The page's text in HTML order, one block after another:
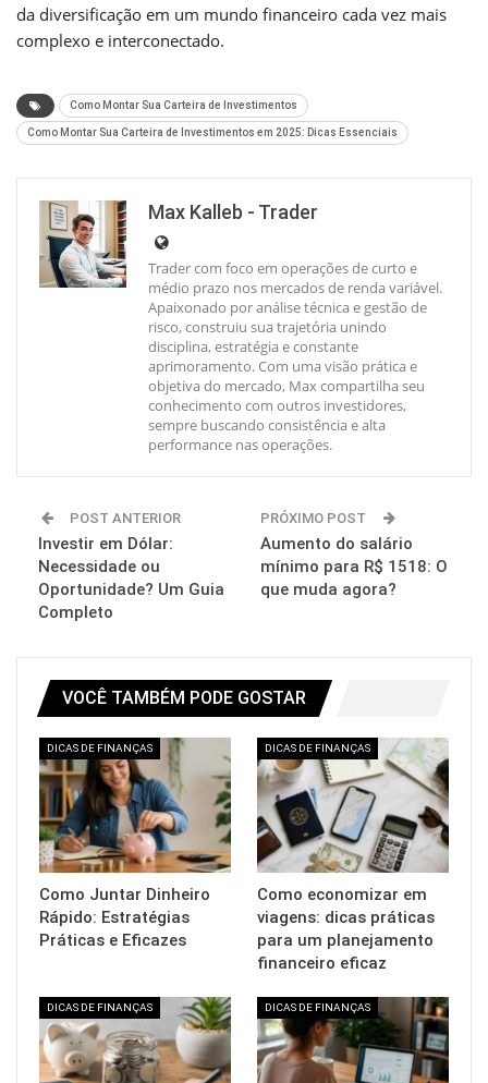
da diversificação em um mundo financeiro cada vez mais
complexo e interconectado.
Como Montar Sua Carteira de Investimentos
Como Montar Sua Carteira de Investimentos em 2025: Dicas Essenciais
Max Kalleb - Trader
Trader com foco em operações de curto e
médio prazo nos mercados de renda variável.
Apaixonado por análise técnica e gestão de
risco, construiu sua trajetória unindo
disciplina, estratégia e constante
aprimoramento. Com uma visão prática e
objetiva do mercado, Max compartilha seu
conhecimento com outros investidores,
sempre buscando consistência e alta
performance nas operações.
POST ANTERIOR
Investir em Dólar:
Necessidade ou
Oportunidade? Um Guia
Completo
PRÓXIMO POST
Aumento do salário
mínimo para R$ 1518: O
que muda agora?
VOCÊ TAMBÉM PODE GOSTAR
DICAS DE FINANÇAS
Como Juntar Dinheiro
Rápido: Estratégias
Práticas e Eficazes
DICAS DE FINANÇAS
Como economizar em
viagens: dicas práticas
para um planejamento
financeiro eficaz
DICAS DE FINANÇAS DICAS DE FINANÇAS